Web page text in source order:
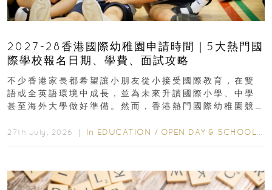
2027-28香港國際幼稚園申請時間｜5大熱門國
際學校報名日期、學費、面試攻略
不少香港家長都希望讓小朋友從小接受國際教育，在雙
語或全英語環境中成長，並為未來升讀國際小學、中學
甚至海外大學做好準備。然而，香港熱門國際幼稚園競
27th July, 2026 ｜ In EDUCATION / OPEN DAY & SCHOOL EVENTS